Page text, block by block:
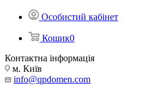
Особистий кабінет
Кошик0
Контактна інформація
м. Київ
info@qpdomen.com